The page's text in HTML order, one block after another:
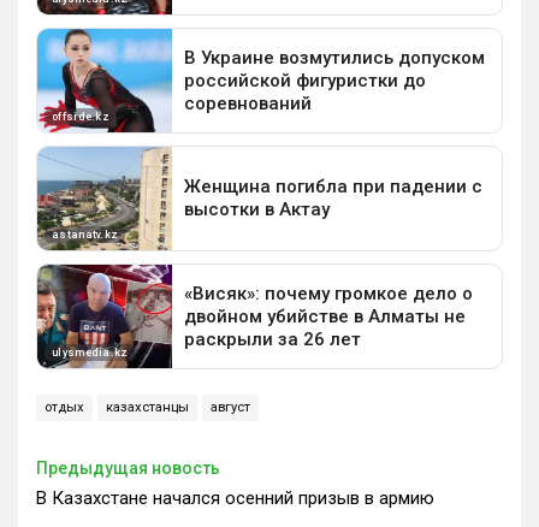
отдых казахстанцы август
Предыдущая новость
В Казахстане начался осенний призыв в армию